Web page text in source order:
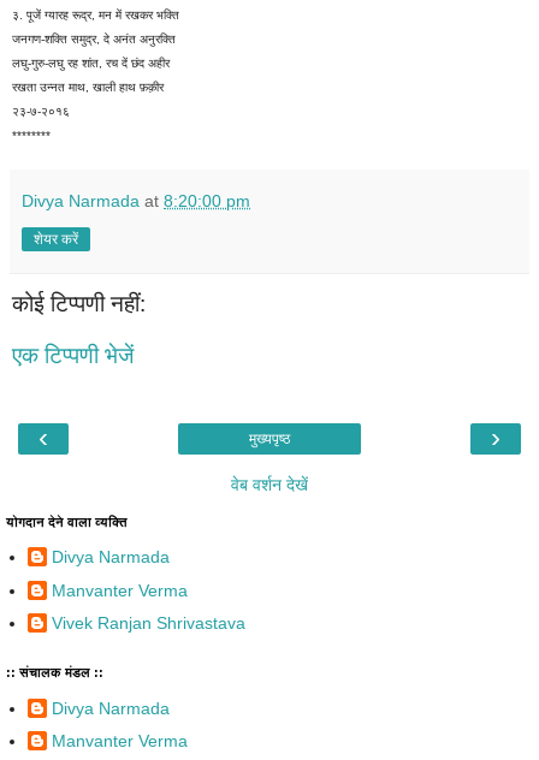
३. पूजें ग्यारह रूद्र, मन में रखकर भक्ति
जनगण-शक्ति समुद्र, दे अनंत अनुरक्ति
लघु-गुरु-लघु रह शांत, रच दें छंद अहीर
रखता उन्नत माथ, खाली हाथ फ़क़ीर
२३-७-२०१६
********
Divya Narmada at 8:20:00 pm
शेयर करें
कोई टिप्पणी नहीं:
एक टिप्पणी भेजें
‹ ›
मुख्यपृष्ठ
वेब वर्शन देखें
योगदान देने वाला व्यक्ति
Divya Narmada
Manvanter Verma
Vivek Ranjan Shrivastava
:: संचालक मंडल ::
Divya Narmada
Manvanter Verma